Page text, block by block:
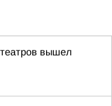
вышел